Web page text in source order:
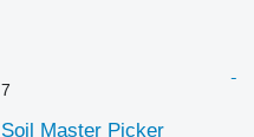
7
Soil Master Picker